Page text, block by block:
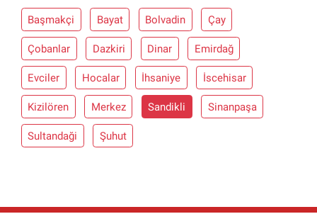
Başmakçi Bayat Bolvadin Çay
Çobanlar Dazkiri Dinar Emirdağ
Evciler Hocalar İhsaniye İscehisar
Kizilören Merkez Sandikli Sinanpaşa
Sultandaği Şuhut